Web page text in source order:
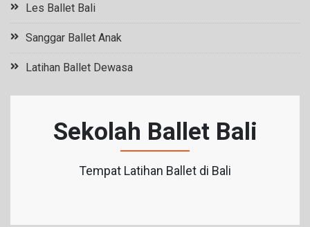
Les Ballet Bali
Sanggar Ballet Anak
Latihan Ballet Dewasa
Sekolah Ballet Bali
Tempat Latihan Ballet di Bali